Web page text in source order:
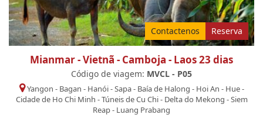
Contactenos Reserva
Mianmar - Vietnã - Camboja - Laos 23 dias
Código de viagem: MVCL - P05
Yangon - Bagan - Hanói-Sapa- Baía de Halong - Hoi An - Hue-
Cidade de Ho Chi Minh -Túneis de Cu Chi- Delta do Mekong -Siem
Reap- Luang Prabang